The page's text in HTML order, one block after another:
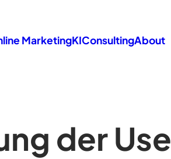
MarketingKIConsultingAbout
der